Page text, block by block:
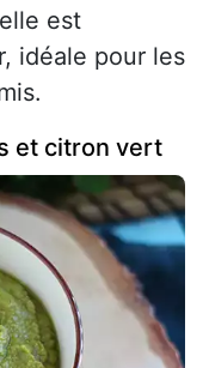
est
idéale pour les
et citron vert